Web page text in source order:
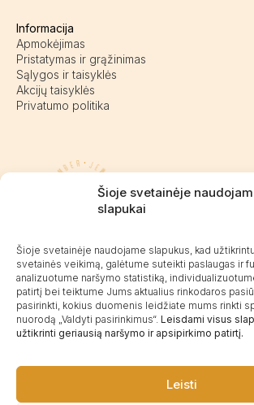
Šioje svetainėje
slapukai
Šioje svetainėje naudojame slapukus, kad
svetainės veikimą, galėtume suteikti paslaugas ir
analizuotume naršymo statistiką,
patirtį bei teiktume Jums aktualius rinkodaros
pasirinkti, kokius duomenis leidžiate mums rinkti
nuorodą „Valdyti pasirinkimus“. Leisdami visus
užtikrinti geriausią naršymo ir apsipirkimo patirtį.
Leisti
Informacija
Apmokėjimas
Pristatymas ir grąžinimas
Sąlygos ir taisyklės
Akcijų taisyklės
Privatumo politika
+370 676 63691
info@kalvaite.lt
Kalvaitė
©2025 Visos teisės